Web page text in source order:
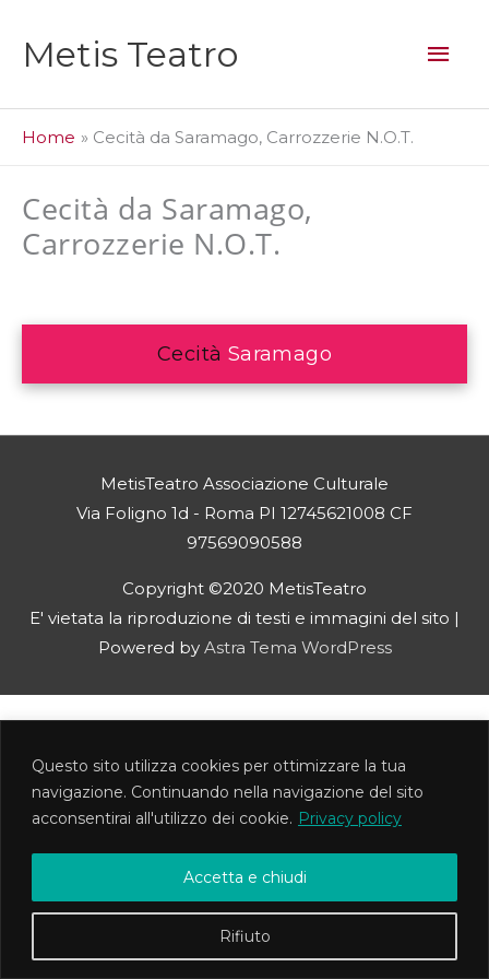
Questo sito utilizza cookies per ottimizzare la tua
navigazione. Continuando nella navigazione del sito
acconsentirai all'utilizzo dei cookie. Privacy policy
Rifiuto
Accetta e chiudi
contenuto
Metis Teatro
Home Cecità da Saramago, Carrozzerie N.O.T.
Cecità da Saramago,
Carrozzerie N.O.T.
Cecità Saramago
MetisTeatro Associazione Culturale
Via Foligno 1d - Roma PI 12745621008 CF
97569090588
Copyright ©2020 MetisTeatro
E' vietata la riproduzione di testi e immagini del sito |
Powered by Astra Tema WordPress